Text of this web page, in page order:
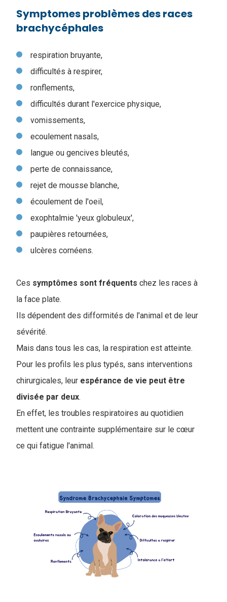
Symptomes problèmes des races
brachycéphales
respiration bruyante,
difficultés à respirer,
ronflements,
difficultés durant l'exercice physique,
vomissements,
ecoulement nasals,
langue ou gencives bleutés,
perte de connaissance,
rejet de mousse blanche,
écoulement de l'oeil,
exophtalmie 'yeux globuleux',
paupières retournées,
ulcères cornéens.
Ces symptômes sont fréquents chez les races à
la face plate.
Ils dépendent des difformités de l'animal et de leur
sévérité.
Mais dans tous les cas, la respiration est atteinte.
Pour les profils les plus typés, sans interventions
chirurgicales, leur espérance de vie peut être
divisée par deux.
En effet, les troubles respiratoires au quotidien
mettent une contrainte supplémentaire sur le cœur
ce qui fatigue l'animal.